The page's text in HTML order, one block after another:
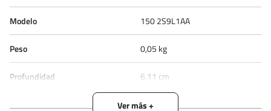
Modelo 150 2S9L1AA
Peso 0,05 kg
Profundidad 6,11 cm
AA